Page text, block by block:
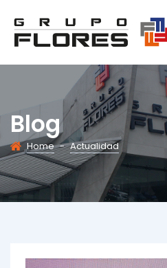
Blog
Home - Actualidad